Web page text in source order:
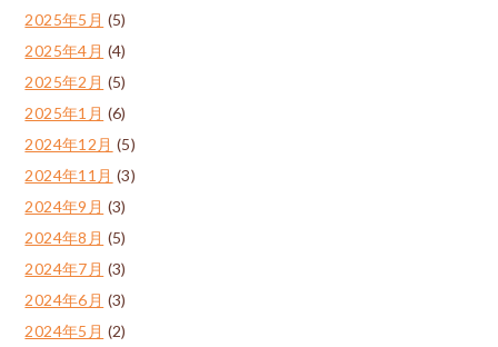
2025年5月 (5)
2025年4月 (4)
2025年2月 (5)
2025年1月 (6)
2024年12月 (5)
2024年11月 (3)
2024年9月 (3)
2024年8月 (5)
2024年7月 (3)
2024年6月 (3)
2024年5月 (2)